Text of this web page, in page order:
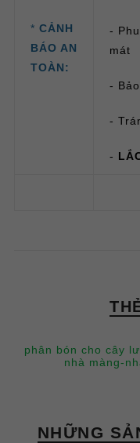
* CẢNH
BÁO AN
TOÀN:
-
mát
-
-
-
phân bón cho cây
nhà màng-
NHỮNG